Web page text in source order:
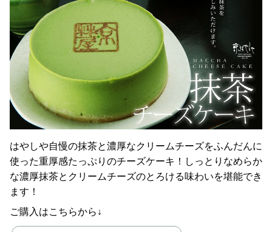
はやしや自慢の抹茶と濃厚なクリームチーズをふんだんに
使った重厚感たっぷりのチーズケーキ！しっとりなめらか
な濃厚抹茶とクリームチーズのとろける味わいを堪能でき
ます！
ご購入はこちらから↓